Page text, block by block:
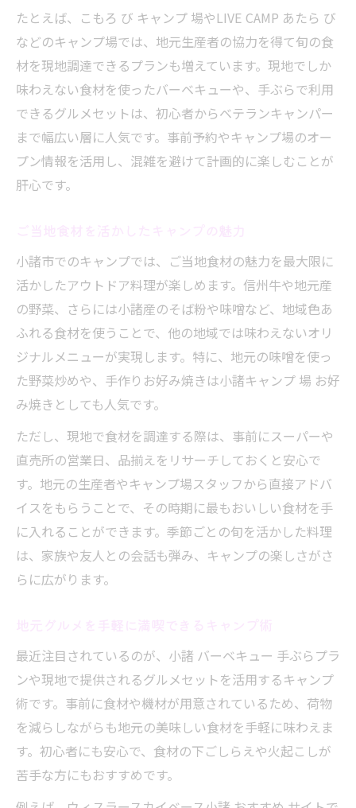
たとえば、こもろ び キャンプ 場やLIVE CAMP あたら び
などのキャンプ場では、地元生産者の協力を得て旬の食
材を現地調達できるプランも増えています。現地でしか
味わえない食材を使ったバーベキューや、手ぶらで利用
できるグルメセットは、初心者からベテランキャンパー
まで幅広い層に人気です。事前予約やキャンプ場のオー
プン情報を活用し、混雑を避けて計画的に楽しむことが
肝心です。
小諸市でのキャンプでは、ご当地食材の魅力を最大限に
活かしたアウトドア料理が楽しめます。信州牛や地元産
の野菜、さらには小諸産のそば粉や味噌など、地域色あ
ふれる食材を使うことで、他の地域では味わえないオリ
ジナルメニューが実現します。特に、地元の味噌を使っ
た野菜炒めや、手作りお好み焼きは小諸キャンプ 場 お好
み焼きとしても人気です。
ただし、現地で食材を調達する際は、事前にスーパーや
直売所の営業日、品揃えをリサーチしておくと安心で
す。地元の生産者やキャンプ場スタッフから直接アドバ
イスをもらうことで、その時期に最もおいしい食材を手
に入れることができます。季節ごとの旬を活かした料理
は、家族や友人との会話も弾み、キャンプの楽しさがさ
らに広がります。
最近注目されているのが、小諸 バーベキュー 手ぶらプラ
ンや現地で提供されるグルメセットを活用するキャンプ
術です。事前に食材や機材が用意されているため、荷物
を減らしながらも地元の美味しい食材を手軽に味わえま
す。初心者にも安心で、食材の下ごしらえや火起こしが
苦手な方にもおすすめです。